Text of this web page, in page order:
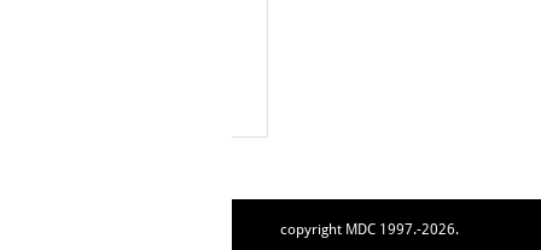
copyright MDC 1997.-2026.